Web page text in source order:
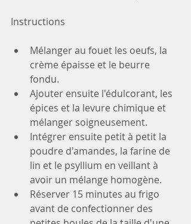
Instructions
Mélanger au fouet les oeufs, la
crème épaisse et le beurre
fondu.
Ajouter ensuite l'édulcorant, les
épices et la levure chimique et
mélanger soigneusement.
Intégrer ensuite petit à petit la
poudre d'amandes, la farine de
lin et le psyllium en veillant à
avoir un mélange homogène.
Réserver 15 minutes au frigo
avant de confectionner des